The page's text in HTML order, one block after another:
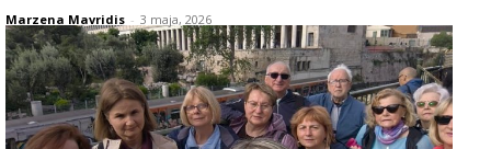
Marzena Mavridis - 3 maja, 2026